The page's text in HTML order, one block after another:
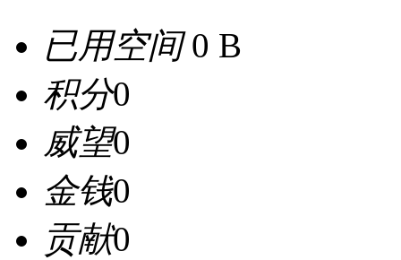
已用空间0 B
积分0
威望0
金钱0
贡献0